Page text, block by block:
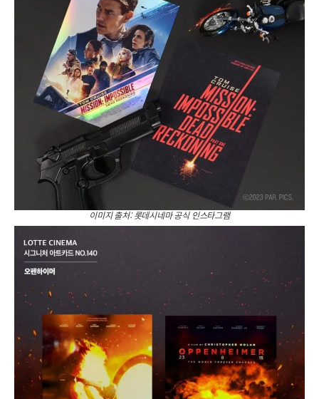
이미지 출처: 롯데시네마 공식 인스타그램